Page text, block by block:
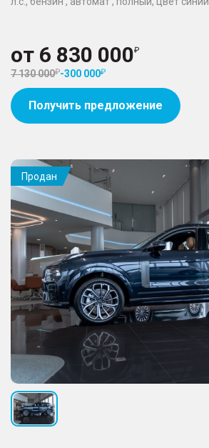
от 6 830 000
7 130 000 -300 000
Получить предложение
Продан